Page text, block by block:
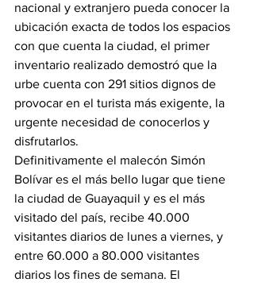
nacional y extranjero pueda conocer la
ubicación exacta de todos los espacios
con que cuenta la ciudad, el primer
inventario realizado demostró que la
urbe cuenta con 291 sitios dignos de
provocar en el turista más exigente, la
urgente necesidad de conocerlos y
disfrutarlos.
Definitivamente el malecón Simón
Bolívar es el más bello lugar que tiene
la ciudad de Guayaquil y es el más
visitado del país, recibe 40.000
visitantes diarios de lunes a viernes, y
entre 60.000 a 80.000 visitantes
diarios los fines de semana. El